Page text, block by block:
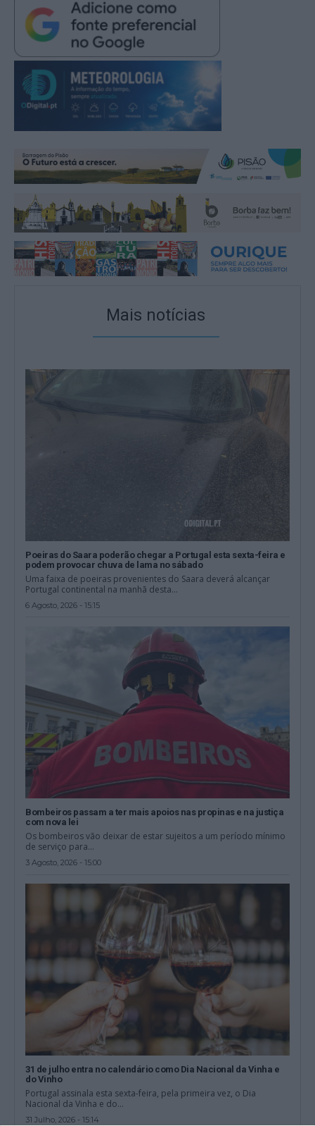
Mais notícias
Poeiras do Saara poderão chegar a Portugal esta sexta-feira e
podem provocar chuva de lama no sábado
Uma faixa de poeiras provenientes do Saara deverá alcançar
Portugal continental na manhã desta...
6 Agosto, 2026 - 15:15
Bombeiros passam a ter mais apoios nas propinas e na justiça
com nova lei
Os bombeiros vão deixar de estar sujeitos a um período mínimo
de serviço para...
3 Agosto, 2026 - 15:00
31 de julho entra no calendário como Dia Nacional da Vinha e
do Vinho
Portugal assinala esta sexta-feira, pela primeira vez, o Dia
Nacional da Vinha e do...
31 Julho, 2026 - 15:14